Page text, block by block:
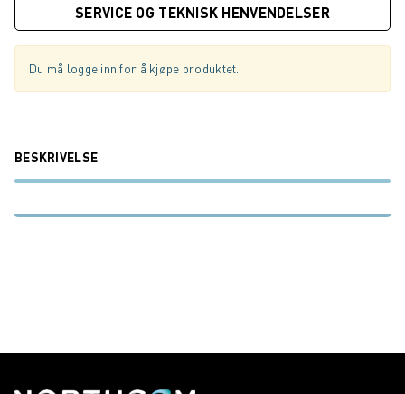
SERVICE OG TEKNISK HENVENDELSER
Du må logge inn for å kjøpe produktet.
BESKRIVELSE